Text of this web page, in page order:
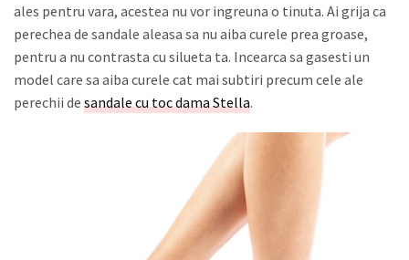
ales pentru vara, acestea nu vor ingreuna o tinuta. Ai grija ca
perechea de sandale aleasa sa nu aiba curele prea groase,
pentru a nu contrasta cu silueta ta. Incearca sa gasesti un
model care sa aiba curele cat mai subtiri precum cele ale
perechii de sandale cu toc dama Stella.